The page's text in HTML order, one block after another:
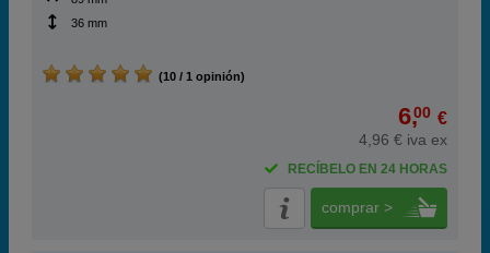
36 mm
(10 / 1 opinión)
6,00 €
4,96 € iva ex
RECÍBELO EN 24 HORAS
comprar >